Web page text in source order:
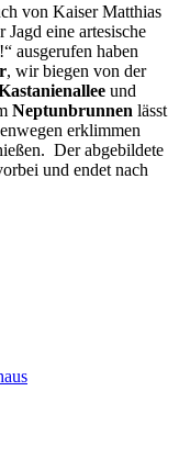
von Kaiser Matthias
eine artesische
ausgerufen haben
, wir biegen von der
und
Neptunbrunnen lässt
erklimmen
Der abgebildete
und endet nach